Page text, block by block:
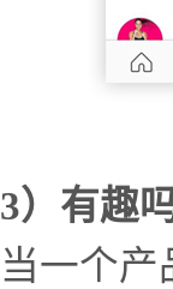
3）有趣
当一个